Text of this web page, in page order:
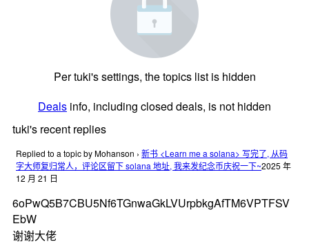
Per tuki's settings, the topics list is hidden
Deals info, including closed deals, is not hidden
tuki's recent replies
Replied to a topic by Mohanson › 新书 <Learn me a solana> 写完了, 从码
字大师复归常人，评论区留下 solana 地址, 我来发纪念币庆祝一下~2025 年
12 月 21 日
6oPwQ5B7CBU5Nf6TGnwaGkLVUrpbkgAfTM6VPTFSV
EbW
谢谢大佬